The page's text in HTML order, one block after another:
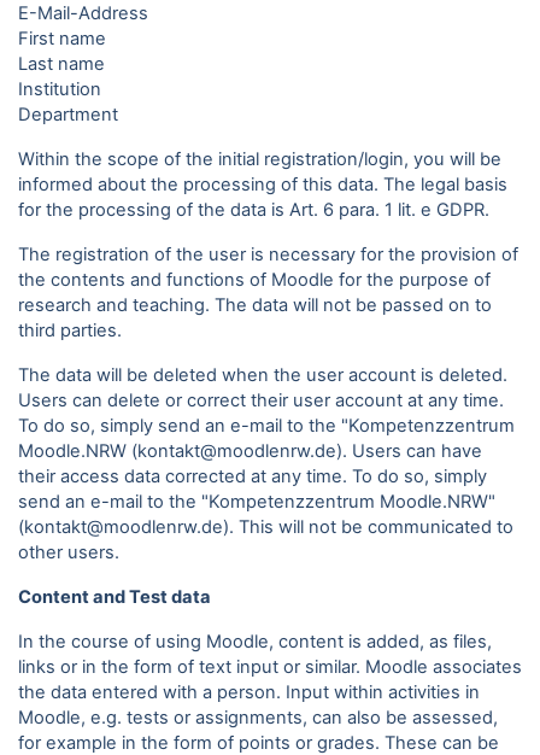
E-Mail-Address
First name
Last name
Institution
Department
Within the scope of the initial registration/login, you will be
informed about the processing of this data. The legal basis
for the processing of the data is Art. 6 para. 1 lit. e GDPR.
The registration of the user is necessary for the provision of
the contents and functions of Moodle for the purpose of
research and teaching. The data will not be passed on to
third parties.
The data will be deleted when the user account is deleted.
Users can delete or correct their user account at any time.
To do so, simply send an e-mail to the "Kompetenzzentrum
Moodle.NRW (kontakt@moodlenrw.de). Users can have
their access data corrected at any time. To do so, simply
send an e-mail to the "Kompetenzzentrum Moodle.NRW"
(kontakt@moodlenrw.de). This will not be communicated to
other users.
Content and Test data
In the course of using Moodle, content is added, as files,
links or in the form of text input or similar. Moodle associates
the data entered with a person. Input within activities in
Moodle, e.g. tests or assignments, can also be assessed,
for example in the form of points or grades. These can be